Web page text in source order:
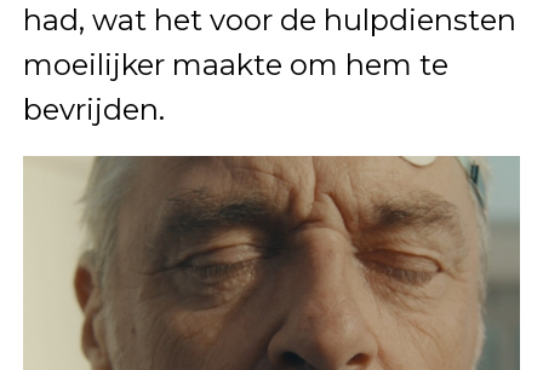
had, wat het voor de hulpdiensten
moeilijker maakte om hem te
bevrijden.